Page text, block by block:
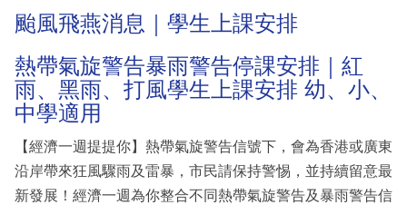
颱風飛燕消息｜學生上課安排
熱帶氣旋警告暴雨警告停課安排｜紅
雨、黑雨、打風學生上課安排 幼、小、
中學適用
【經濟一週提提你】熱帶氣旋警告信號下，會為香港或廣東
沿岸帶來狂風驟雨及雷暴，市民請保持警惕，並持續留意最
新發展！經濟一週為你整合不同熱帶氣旋警告及暴雨警告信